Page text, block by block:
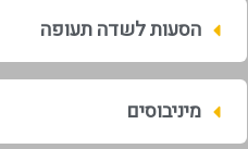
הסעות לשדה תעופה
מיניבוסים